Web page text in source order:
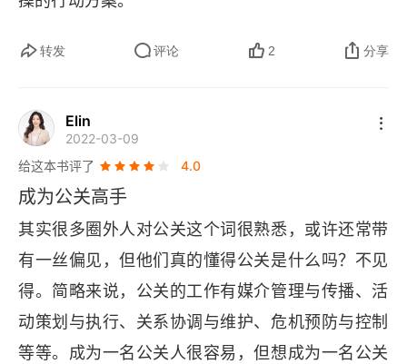
2.1.3 归类角度
2.1.4 屋顶图
2.1.6 蜂巢图
2.2 新闻稿
2.2.1 “问题”新闻稿
“公关工具书” 的定位来自于：不管我们是专业的公
通 “观众”，在遇到具体的问题或现象，我们都可以
随时拿出来提升我们的理解力，即 “大家看到的都
是现象，我看到的是现象背后公关团队智力的博
弈”。
转发 评论 2 分享
Elin
2022-03-09
给这本书评了
4.0
成为公关高手
其实很多圈外人对公关这个词很熟悉，或许还常带
有一丝偏见，但他们真的懂得公关是什么吗？不见
得。简略来说，公关的工作有媒介管理与传播、活
动策划与执行、关系协调与维护、危机预防与控制
等等。成为一名公关人很容易，但想成为一名公关